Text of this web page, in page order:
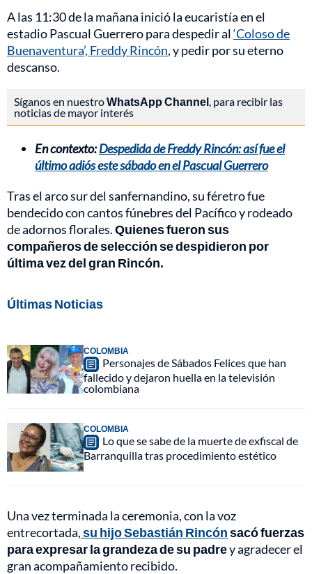
A las 11:30 de la mañana inició la eucaristía en el
estadio Pascual Guerrero para despedir al‘Coloso de
Buenaventura’, Freddy Rincón, y pedir por su eterno
descanso.
Síganos en nuestroWhatsApp Channel , para recibir las
noticias de mayor interés
En contexto:Despedida de Freddy Rincón: así fue el
último adiós este sábado en el Pascual Guerrero
Tras el arco sur del sanfernandino, su féretro fue
bendecido con cantos fúnebres del Pacífico y rodeado
de adornos florales.Quienes fueron sus
compañeros de selección se despidieron por
última vez del gran Rincón.
Últimas Noticias
COLOMBIA
Personajes de Sábados Felices que han
fallecido y dejaron huella en la televisión
colombiana
COLOMBIA
Lo que se sabe de la muerte de exfiscal de
Barranquilla tras procedimiento estético
Una vez terminada la ceremonia, con la voz
entrecortada,su hijo Sebastián Rincónsacó fuerzas
para expresar la grandeza de su padrey agradecer el
gran acompañamiento recibido.